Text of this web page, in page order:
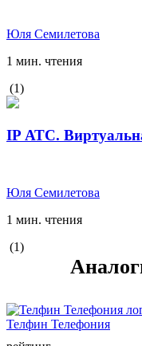
Юля Семилетова
1 мин. чтения
(1)
IP АТС.
Юля Семилетова
1 мин. чтения
(1)
Телфин Телефония